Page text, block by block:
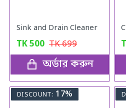
Sink and Drain Cleaner
TK500 TK699
অর্ডার করুন
DISCOUNT: 17%